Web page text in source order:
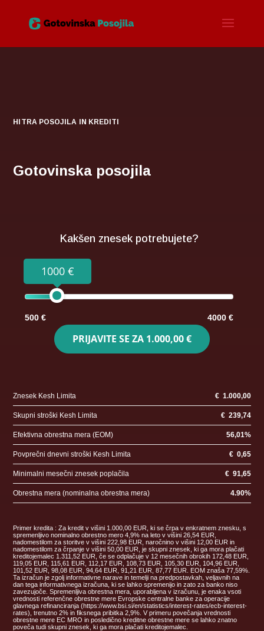
HITRA POSOJILA IN KREDITI
Gotovinska posojila
Kakšen znesek potrebujete?
1000 €
500 € 4000 €
PRIJAVITE SE ZA 1.000,00 €
Znesek Kesh Limita € 1.000,00
Skupni stroški Kesh Limita € 239,74
Efektivna obrestna mera (EOM) 56,01%
Povprečni dnevni stroški Kesh Limita € 0,65
Minimalni mesečni znesek poplačila € 91,65
Obrestna mera (nominalna obrestna mera) 4.90%
Primer kredita : Za kredit v višini 1.000,00 EUR, ki se črpa v enkratnem znesku, s
spremenljivo nominalno obrestno mero 4,9% na leto v višini 26,54 EUR,
nadomestilom za storitve v višini 222,98 EUR, naročnino v višini 12,00 EUR in
nadomestilom za črpanje v višini 50,00 EUR, je skupni znesek, ki ga mora plačati
kreditojemalec 1.311,52 EUR, če se odplačuje v 12 mesečnih obrokih 172,48 EUR,
119,05 EUR, 115,61 EUR, 112,17 EUR, 108,73 EUR, 105,30 EUR, 104,96 EUR,
101,52 EUR, 98,08 EUR, 94,64 EUR, 91,21 EUR, 87,77 EUR. EOM znaša 77,59%.
Ta izračun je zgolj informativne narave in temelji na predpostavkah, veljavnih na
dan tega informativnega izračuna, ki se lahko spremenijo in zato za banko niso
zavezujoče. Spremenljiva obrestna mera, uporabljena v izračunu, je enaka vsoti
vrednosti referenčne obrestne mere Evropske centralne banke za operacije
glavnega refinanciranja (https://www.bsi.si/en/statistics/interest-rates/ecb-interest-
rates), trenutno 2% in fiksnega pribitka 2,9%. V primeru povečanja vrednosti
obrestne mere EC MRO in posledično kreditne obrestne mere se lahko znatno
poveča tudi skupni znesek, ki ga mora plačati kreditojemalec.